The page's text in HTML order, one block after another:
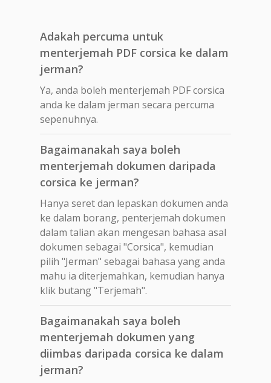
Adakah percuma untuk
menterjemah PDF corsica ke dalam
jerman?
Ya, anda boleh menterjemah PDF corsica
anda ke dalam jerman secara percuma
sepenuhnya.
Bagaimanakah saya boleh
menterjemah dokumen daripada
corsica ke jerman?
Hanya seret dan lepaskan dokumen anda
ke dalam borang, penterjemah dokumen
dalam talian akan mengesan bahasa asal
dokumen sebagai "Corsica", kemudian
pilih "Jerman" sebagai bahasa yang anda
mahu ia diterjemahkan, kemudian hanya
klik butang "Terjemah".
Bagaimanakah saya boleh
menterjemah dokumen yang
diimbas daripada corsica ke dalam
jerman?